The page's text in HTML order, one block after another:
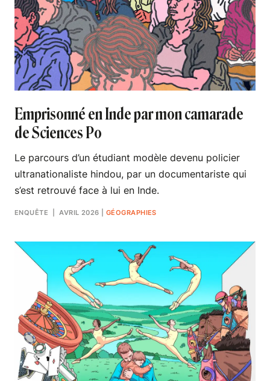
Emprisonné en Inde par mon camarade
de Sciences Po
Le parcours d’un étudiant modèle devenu policier
ultranationaliste hindou, par un documentariste qui
s’est retrouvé face à lui en Inde.
ENQUÊTE | AVRIL 2026 |GÉOGRAPHIES